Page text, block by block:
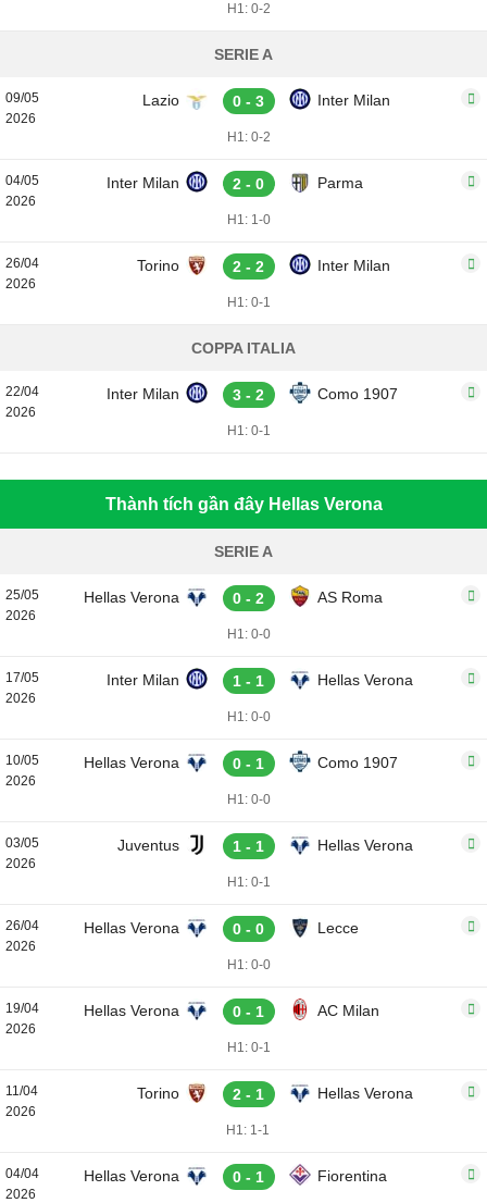
H1: 0-2
SERIE A
09/05
2026
Lazio 0 - 3 Inter Milan
H1: 0-2
04/05
2026
Inter Milan 2 - 0 Parma
H1: 1-0
26/04
2026
Torino 2 - 2 Inter Milan
H1: 0-1
COPPA ITALIA
22/04
2026
Inter Milan 3 - 2 Como 1907
H1: 0-1
Thành tích gần đây Hellas Verona
SERIE A
25/05
2026
Hellas Verona 0 - 2 AS Roma
H1: 0-0
17/05
2026
Inter Milan 1 - 1 Hellas Verona
H1: 0-0
10/05
2026
Hellas Verona 0 - 1 Como 1907
H1: 0-0
03/05
2026
Juventus 1 - 1 Hellas Verona
H1: 0-1
26/04
2026
Hellas Verona 0 - 0 Lecce
H1: 0-0
19/04
2026
Hellas Verona 0 - 1 AC Milan
H1: 0-1
11/04
2026
Torino 2 - 1 Hellas Verona
H1: 1-1
04/04
2026
Hellas Verona 0 - 1 Fiorentina